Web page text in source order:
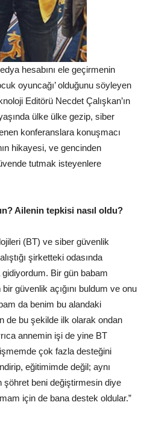
hesabını ele geçirmenin
oyuncağı’ olduğunu söyleyen
Editörü Necdet Çalışkan’ın
ülke ülke gezip, siber
konferanslara konuşmacı
hikayesi, ve gencinden
tutmak isteyenlere
Ailenin tepkisi nasıl oldu?
(BT) ve siber güvenlik
şirketteki odasında
Bir gün babam
güvenlik açığını buldum ve onu
da benim bu alandaki
de bu şekilde ilk olarak ondan
annemin işi de yine BT
çok fazla desteğini
eğitimimde değil; aynı
şöhret beni değiştirmesin diye
için de bana destek oldular.”